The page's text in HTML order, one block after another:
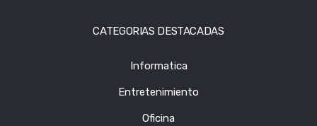
CATEGORIAS DESTACADAS
Informatica
Entretenimiento
Oficina